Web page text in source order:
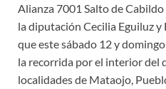
Alianza 7001 Salto de
la diputación Cecilia Eguiluz
que este sábado 12 y
la recorrida por el interior del
localidades de Mataojo,